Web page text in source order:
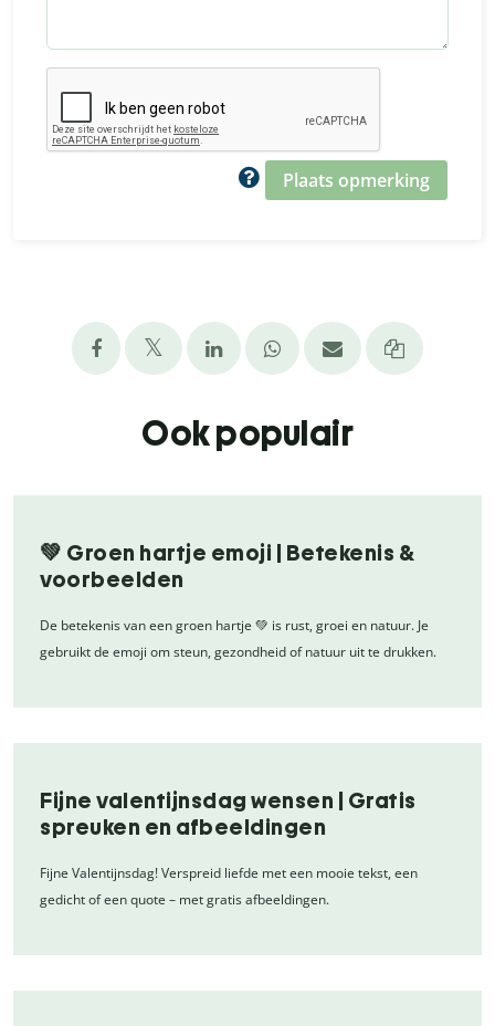
Plaats opmerking
Ook populair
💚 Groen hartje emoji | Betekenis &
voorbeelden
De betekenis van een groen hartje 💚 is rust, groei en natuur. Je
gebruikt de emoji om steun, gezondheid of natuur uit te drukken.
Fijne valentijnsdag wensen | Gratis
spreuken en afbeeldingen
Fijne Valentijnsdag! Verspreid liefde met een mooie tekst, een
gedicht of een quote – met gratis afbeeldingen.